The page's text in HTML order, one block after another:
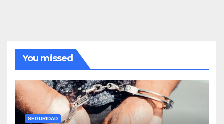
You missed
SEGURIDAD